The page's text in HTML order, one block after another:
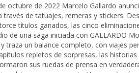
octubre de 2022 Marcelo Gallardo
través de tatuajes, remeras y stickers.
títulos ganados, las cinco
de una saga iniciada con GALLARDO
traza un balance completo, con viajes
repletos de sorpresas, las
sus ruedas de prensa en